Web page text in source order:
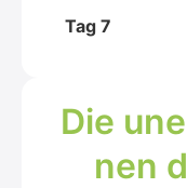
Tag 7
Die
nen